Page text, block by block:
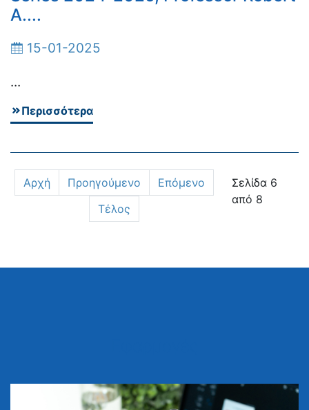
A....
15-01-2025
...
Περισσότερα
Αρχή Προηγούμενο
Επόμενο
Τέλος
Σελίδα 6
από 8